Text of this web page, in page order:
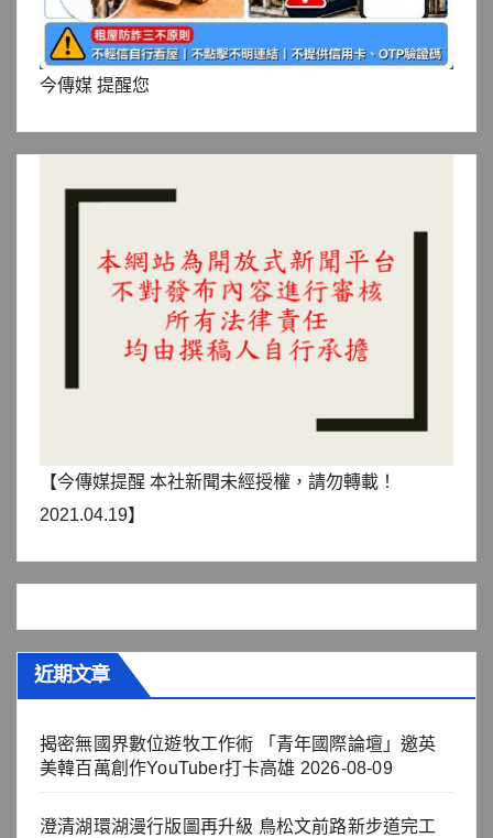
今傳媒 提醒您
【今傳媒提醒 本社新聞未經授權，請勿轉載！
2021.04.19】
近期文章
揭密無國界數位遊牧工作術 「青年國際論壇」邀英
美韓百萬創作YouTuber打卡高雄 2026-08-09
澄清湖環湖漫行版圖再升級 鳥松文前路新步道完工